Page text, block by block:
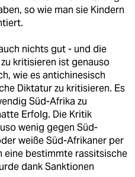
so wie man sie Kindern
nichts gut - und die
kritisieren ist genauso
wie es antichinesisch
Diktatur zu kritisieren. Es
Süd-Afrika zu
Erfolg. Die Kritik
wenig gegen Süd-
weiße Süd-Afrikaner per
eine bestimmte rassitsische
dank Sanktionen